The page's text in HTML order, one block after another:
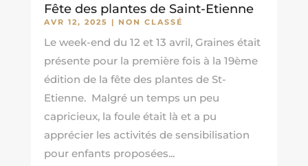
Fête des plantes de Saint-Etienne
AVR 12, 2025 | NON CLASSÉ
Le week-end du 12 et 13 avril, Graines était
présente pour la première fois à la 19ème
édition de la fête des plantes de St-
Etienne. Malgré un temps un peu
capricieux, la foule était là et a pu
apprécier les activités de sensibilisation
pour enfants proposées...